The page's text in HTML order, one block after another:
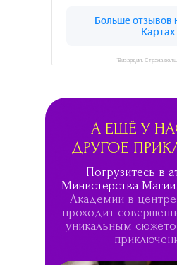
"Визардия. Страна
А ЕЩЁ У
ДРУГОЕ
Погрузитесь в
Министерства
Академии в
проходит
уникальным